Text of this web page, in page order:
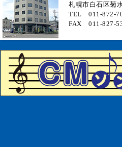
札幌市白石区菊
TEL 011-872-
FAX 011-827-